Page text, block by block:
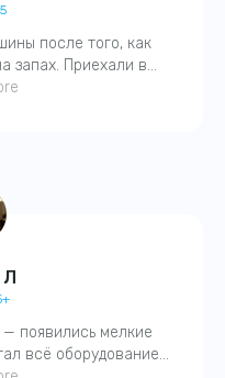
после того, как
запах. Приехали в
всё чётко. Запах
появились мелкие
всё оборудование,